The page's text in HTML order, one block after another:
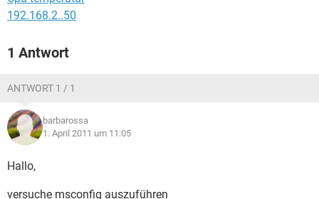
192.168.2..50
1 Antwort
ANTWORT 1 / 1
barbarossa
1. April 2011 um 11:05
Hallo,
versuche msconfig auszuführen